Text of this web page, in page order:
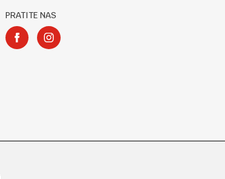
PRATITE NAS